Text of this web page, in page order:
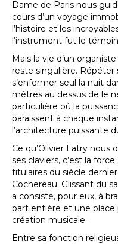
Dame de Paris nous
cours d’un voyage
l’histoire et les
l’instrument fut le
Mais la vie d’un
reste singulière. Répéter
s’enfermer seul la nuit
mètres au dessus de le
particulière où la
paraissent à chaque
l’architecture puissante
Ce qu’Olivier Latry nous
ses claviers, c’est la
titulaires du siècle
Cochereau. Glissant du
a consisté, pour eux, à
part entière et une place
création musicale.
Entre sa fonction